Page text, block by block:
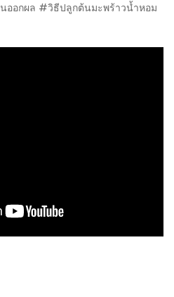
ออกผล #วิธีปลูกต้นมะพร้าวน้ำหอม